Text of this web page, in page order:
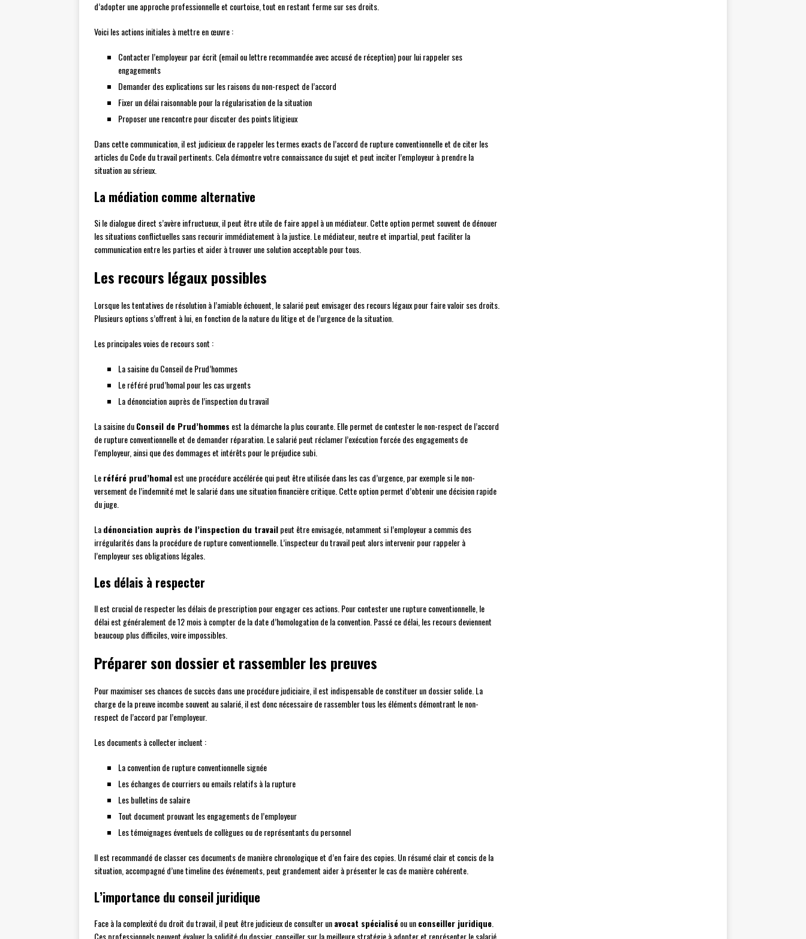
d’adopter une approche professionnelle et courtoise, tout en restant ferme sur ses droits.
Voici les actions initiales à mettre en œuvre :
Contacter l’employeur par écrit (email ou lettre recommandée avec accusé de réception) pour lui rappeler ses
engagements
Demander des explications sur les raisons du non-respect de l’accord
Fixer un délai raisonnable pour la régularisation de la situation
Proposer une rencontre pour discuter des points litigieux
Dans cette communication, il est judicieux de rappeler les termes exacts de l’accord de rupture conventionnelle et de citer les
articles du Code du travail pertinents. Cela démontre votre connaissance du sujet et peut inciter l’employeur à prendre la
situation au sérieux.
La médiation comme alternative
Si le dialogue direct s’avère infructueux, il peut être utile de faire appel à un médiateur. Cette option permet souvent de dénouer
les situations conflictuelles sans recourir immédiatement à la justice. Le médiateur, neutre et impartial, peut faciliter la
communication entre les parties et aider à trouver une solution acceptable pour tous.
Les recours légaux possibles
Lorsque les tentatives de résolution à l’amiable échouent, le salarié peut envisager des recours légaux pour faire valoir ses droits.
Plusieurs options s’offrent à lui, en fonction de la nature du litige et de l’urgence de la situation.
Les principales voies de recours sont :
La saisine du Conseil de Prud’hommes
Le référé prud’homal pour les cas urgents
La dénonciation auprès de l’inspection du travail
La saisine duConseil de Prud’hommes est la démarche la plus courante. Elle permet de contester le non-respect de l’accord
de rupture conventionnelle et de demander réparation. Le salarié peut réclamer l’exécution forcée des engagements de
l’employeur, ainsi que des dommages et intérêts pour le préjudice subi.
Leréféré prud’homalest une procédure accélérée qui peut être utilisée dans les cas d’urgence, par exemple si le non-
versement de l’indemnité met le salarié dans une situation financière critique. Cette option permet d’obtenir une décision rapide
du juge.
Ladénonciation auprès de l’inspection du travailpeut être envisagée, notamment si l’employeur a commis des
irrégularités dans la procédure de rupture conventionnelle. L’inspecteur du travail peut alors intervenir pour rappeler à
l’employeur ses obligations légales.
Les délais à respecter
Il est crucial de respecter les délais de prescription pour engager ces actions. Pour contester une rupture conventionnelle, le
délai est généralement de 12 mois à compter de la date d’homologation de la convention. Passé ce délai, les recours deviennent
beaucoup plus difficiles, voire impossibles.
Préparer son dossier et rassembler les preuves
Pour maximiser ses chances de succès dans une procédure judiciaire, il est indispensable de constituer un dossier solide. La
charge de la preuve incombe souvent au salarié, il est donc nécessaire de rassembler tous les éléments démontrant le non-
respect de l’accord par l’employeur.
Les documents à collecter incluent :
La convention de rupture conventionnelle signée
Les échanges de courriers ou emails relatifs à la rupture
Les bulletins de salaire
Tout document prouvant les engagements de l’employeur
Les témoignages éventuels de collègues ou de représentants du personnel
Il est recommandé de classer ces documents de manière chronologique et d’en faire des copies. Un résumé clair et concis de la
situation, accompagné d’une timeline des événements, peut grandement aider à présenter le cas de manière cohérente.
L’importance du conseil juridique
Face à la complexité du droit du travail, il peut être judicieux de consulter unavocat spécialiséou unconseiller juridique
Ces professionnels peuvent évaluer la solidité du dossier, conseiller sur la meilleure stratégie à adopter et représenter le salarié